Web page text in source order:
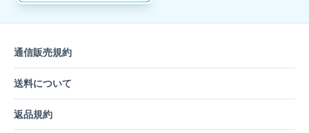
通信販売規約
送料について
返品規約